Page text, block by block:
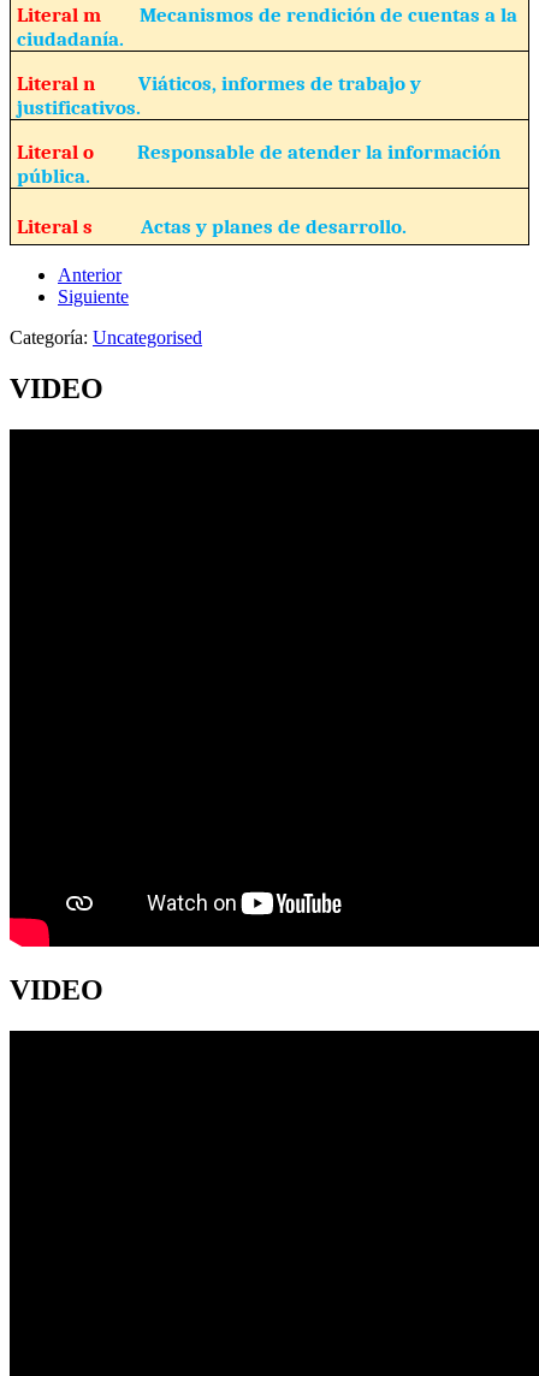
Literal m Mecanismos de rendición de cuentas a la
ciudadanía.
Literal n Viáticos, informes de trabajo y
justificativos.
Literal o Responsable de atender la información
pública.
Literal s Actas y planes de desarrollo.
Anterior
Siguiente
Categoría: Uncategorised
VIDEO
VIDEO